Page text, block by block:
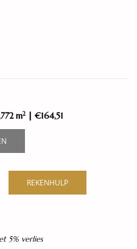
m2 | €164,51
REKENHULP
5% verlies